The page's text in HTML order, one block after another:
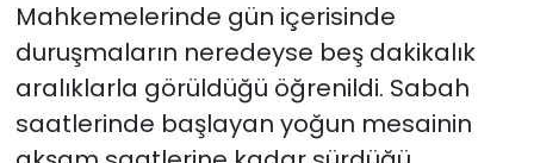
Mahkemelerinde gün içerisinde
duruşmaların neredeyse beş dakikalık
aralıklarla görüldüğü öğrenildi. Sabah
saatlerinde başlayan yoğun mesainin